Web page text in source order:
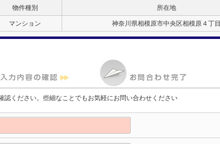
物件種別 所在地
マンション 神奈川県相模原市中央区相模原４丁目
認ください。些細なことでもお気軽にお問い合わせください